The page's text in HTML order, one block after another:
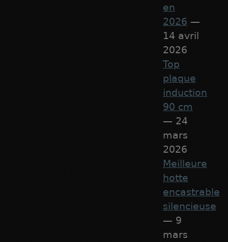
en
2026 —
14 avril
2026
Top
plaque
induction
90 cm
— 24
mars
2026
Meilleure
hotte
encastrable
silencieuse
— 9
mars